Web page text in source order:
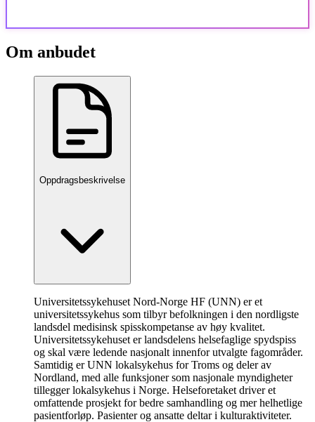
Om anbudet
Oppdragsbeskrivelse
Universitetssykehuset Nord-Norge HF (UNN) er et
universitetssykehus som tilbyr befolkningen i den nordligste
landsdel medisinsk spisskompetanse av høy kvalitet.
Universitetssykehuset er landsdelens helsefaglige spydspiss
og skal være ledende nasjonalt innenfor utvalgte fagområder.
Samtidig er UNN lokalsykehus for Troms og deler av
Nordland, med alle funksjoner som nasjonale myndigheter
tillegger lokalsykehus i Norge. Helseforetaket driver et
omfattende prosjekt for bedre samhandling og mer helhetlige
pasientforløp. Pasienter og ansatte deltar i kulturaktiviteter.